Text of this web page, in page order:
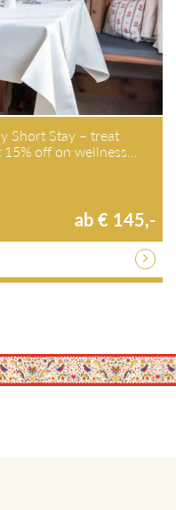
Short Stay – treat
off on wellness…
ab € 145,-